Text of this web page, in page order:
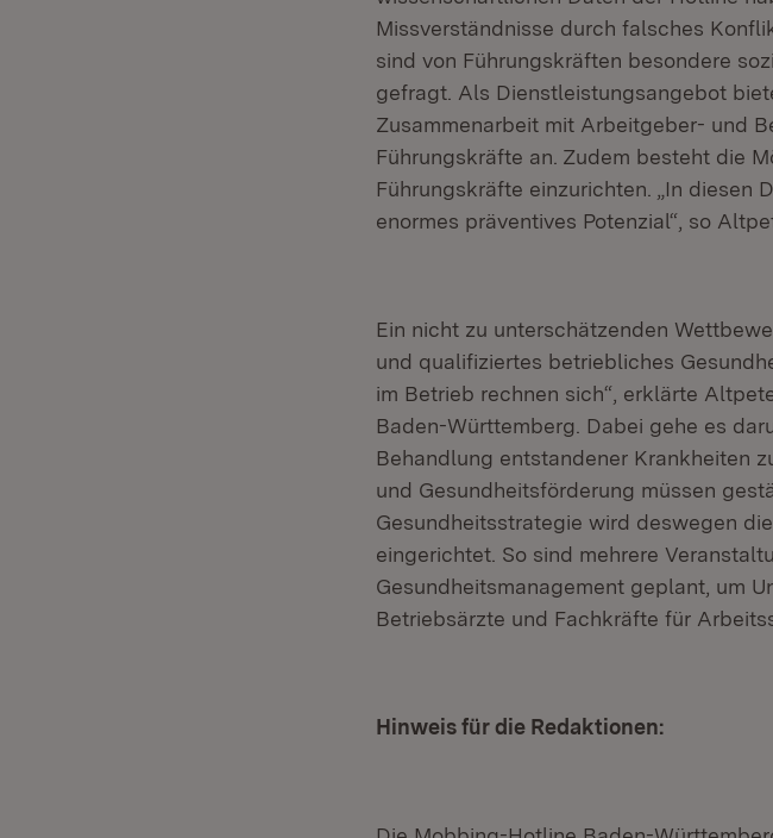
Missverständnisse durch falsches
sind von Führungskräften besondere
gefragt. Als Dienstleistungsangebot
Zusammenarbeit mit Arbeitgeber- und
Führungskräfte an. Zudem besteht die
Führungskräfte einzurichten. „In diesen
enormes präventives Potenzial“, so
Ein nicht zu unterschätzenden
und qualifiziertes betriebliches
im Betrieb rechnen sich“, erklärte
Baden-Württemberg. Dabei gehe es
Behandlung entstandener Krankheiten
und Gesundheitsförderung müssen
Gesundheitsstrategie wird deswegen
eingerichtet. So sind mehrere
Gesundheitsmanagement geplant, um
Betriebsärzte und Fachkräfte für
Hinweis für die Redaktionen: